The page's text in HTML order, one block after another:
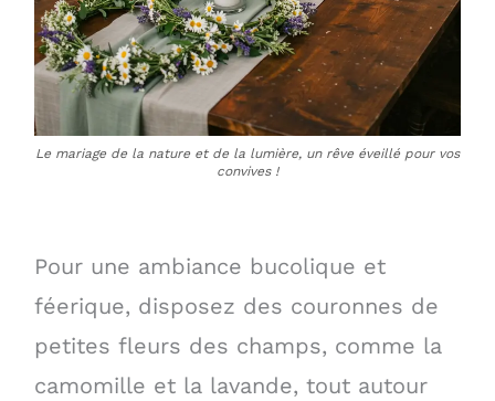
Le mariage de la nature et de la lumière, un rêve éveillé pour vos
convives !
Pour une ambiance bucolique et
féerique, disposez des couronnes de
petites fleurs des champs, comme la
camomille et la lavande, tout autour